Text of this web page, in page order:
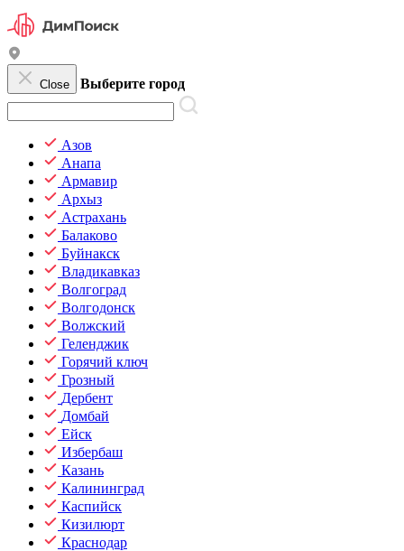
Close Выберите город
Азов
Анапа
Армавир
Архыз
Астрахань
Балаково
Буйнакск
Владикавказ
Волгоград
Волгодонск
Волжский
Геленджик
Горячий ключ
Грозный
Дербент
Домбай
Ейск
Избербаш
Казань
Калининград
Каспийск
Кизилюрт
Краснодар